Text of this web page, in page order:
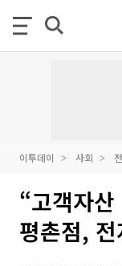
이투데이 사회
“고객자
평촌점,